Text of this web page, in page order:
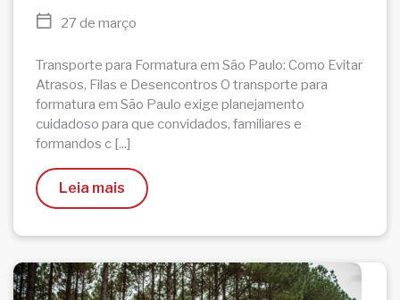
27 de março
Transporte para Formatura em São Paulo: Como Evitar
Atrasos, Filas e Desencontros O transporte para
formatura em São Paulo exige planejamento
cuidadoso para que convidados, familiares e
formandos c [...]
Leia mais